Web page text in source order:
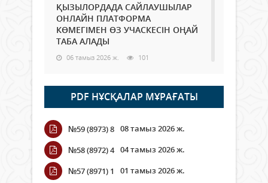
ҚЫЗЫЛОРДАДА САЙЛАУШЫЛАР
ОНЛАЙН ПЛАТФОРМА
КӨМЕГІМЕН ӨЗ УЧАСКЕСІН ОҢАЙ
ТАБА АЛАДЫ
06 тамыз 2026 ж. 101
Open Air: Қызылорда облысы
полиция департаменті 20
мыңнан астам көрерменнің
қауіпсіздігін қамтамасыз етті
06 тамыз 2026 ж.
Wi-Fi ҚАБЫРҒА АРҚЫЛЫ ҚАЛАЙ
ӨТЕДІ?
PDF НҰСҚАЛАР МҰРАҒАТЫ
№59 (8973) 8 08 тамыз 2026 ж.
№58 (8972) 4 04 тамыз 2026 ж.
№57 (8971) 1
01 тамыз 2026 ж.